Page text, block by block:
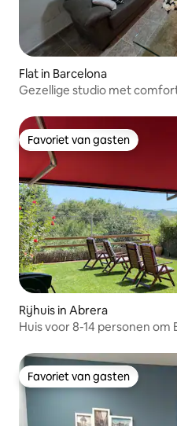
Flat in Barcelona
Gezellige studio met
Favoriet van gasten
Favoriet van gasten
Rijhuis in Abrera
Huis voor 8-14 personen om
Favoriet van gasten
Favoriet van gasten